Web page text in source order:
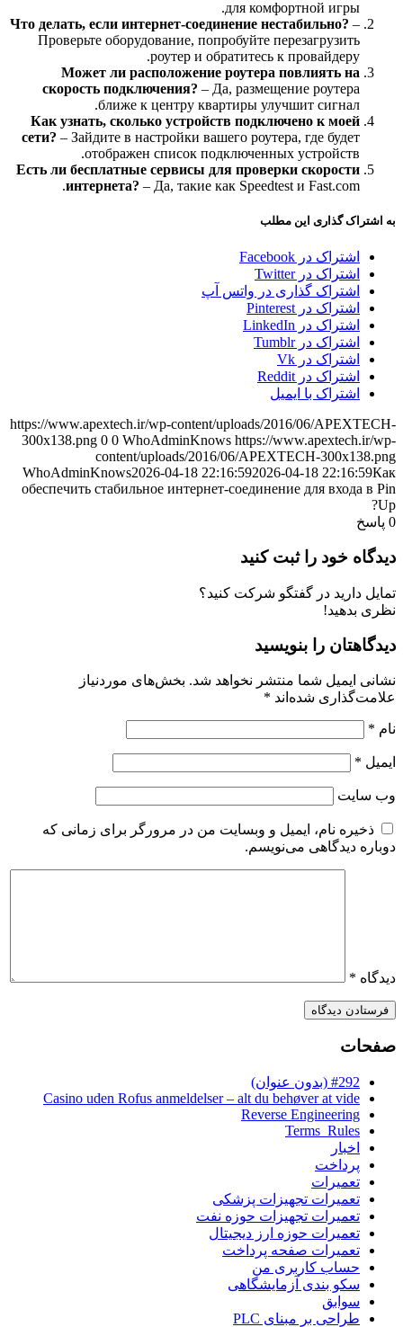
для комфортной игры.
Что делать, если интернет-соединение нестабильно? –
Проверьте оборудование, попробуйте перезагрузить
роутер и обратитесь к провайдеру.
Может ли расположение роутера повлиять на
скорость подключения? – Да, размещение роутера
ближе к центру квартиры улучшит сигнал.
Как узнать, сколько устройств подключено к моей
сети? – Зайдите в настройки вашего роутера, где будет
отображен список подключенных устройств.
Есть ли бесплатные сервисы для проверки скорости
интернета? – Да, такие как Speedtest и Fast.com.
به اشتراک گذاری این مطلب
اشتراک در Facebook
اشتراک در Twitter
اشتراک گذاری در واتس آپ
اشتراک در Pinterest
اشتراک در LinkedIn
اشتراک در Tumblr
اشتراک در Vk
اشتراک در Reddit
اشتراک با ایمیل
https://www.apextech.ir/wp-content/uploads/2016/06/APEXTECH-
300x138.png 0 0 WhoAdminKnows https://www.apextech.ir/wp-
content/uploads/2016/06/APEXTECH-300x138.png
WhoAdminKnows2026-04-18 22:16:592026-04-18 22:16:59Как
обеспечить стабильное интернет-соединение для входа в Pin
Up?
0 پاسخ
دیدگاه خود را ثبت کنید
تمایل دارید در گفتگو شرکت کنید؟
نظری بدهید!
دیدگاهتان را بنویسید
نشانی ایمیل شما منتشر نخواهد شد. بخش‌های موردنیاز
علامت‌گذاری شده‌اند *
نام *
ایمیل *
وب‌ سایت
ذخیره نام، ایمیل و وبسایت من در مرورگر برای زمانی که
دوباره دیدگاهی می‌نویسم.
دیدگاه *
صفحات
#292 (بدون عنوان)
Casino uden Rofus anmeldelser – alt du behøver at vide
Reverse Engineering
Terms_Rules
اخبار
پرداخت
تعمیرات
تعمیرات تجهیزات پزشکی
تعمیرات تجهیزات حوزه نفت
تعمیرات حوزه ارز دیجیتال
تعمیرات صفحه پرداخت
حساب کاربری من
سکو بندی آزمایشگاهی
سوابق
طراحی بر مبنای PLC